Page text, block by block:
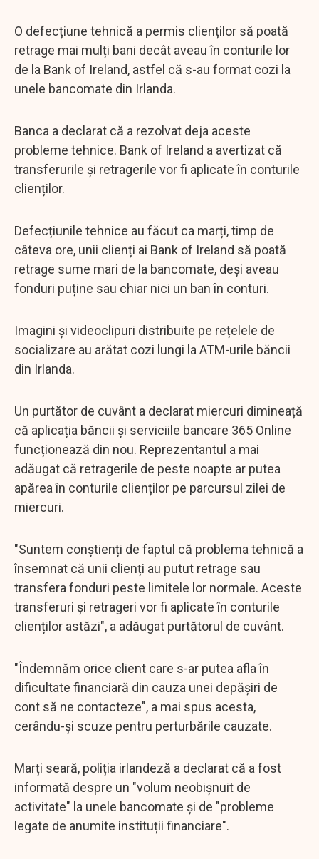
O defecțiune tehnică a permis clienților să poată
retrage mai mulți bani decât aveau în conturile lor
de la Bank of Ireland, astfel că s-au format cozi la
unele bancomate din Irlanda.
Banca a declarat că a rezolvat deja aceste
probleme tehnice. Bank of Ireland a avertizat că
transferurile și retragerile vor fi aplicate în conturile
clienților.
Defecțiunile tehnice au făcut ca marți, timp de
câteva ore, unii clienți ai Bank of Ireland să poată
retrage sume mari de la bancomate, deși aveau
fonduri puține sau chiar nici un ban în conturi.
Imagini și videoclipuri distribuite pe rețelele de
socializare au arătat cozi lungi la ATM-urile băncii
din Irlanda.
Un purtător de cuvânt a declarat miercuri dimineață
că aplicația băncii și serviciile bancare 365 Online
funcționează din nou. Reprezentantul a mai
adăugat că retragerile de peste noapte ar putea
apărea în conturile clienților pe parcursul zilei de
miercuri.
"Suntem conștienți de faptul că problema tehnică a
însemnat că unii clienți au putut retrage sau
transfera fonduri peste limitele lor normale. Aceste
transferuri și retrageri vor fi aplicate în conturile
clienților astăzi", a adăugat purtătorul de cuvânt.
"Îndemnăm orice client care s-ar putea afla în
dificultate financiară din cauza unei depășiri de
cont să ne contacteze", a mai spus acesta,
cerându-și scuze pentru perturbările cauzate.
Marți seară, poliția irlandeză a declarat că a fost
informată despre un "volum neobișnuit de
activitate" la unele bancomate și de "probleme
legate de anumite instituții financiare".